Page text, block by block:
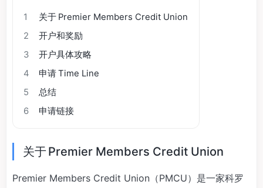
1
关于 Premier Members Credit Union
2
开户和奖励
3
开户具体攻略
4
申请 Time Line
5
总结
6
申请链接
关于 Premier Members Credit Union
Premier Members Credit Union（PMCU）是一家科罗